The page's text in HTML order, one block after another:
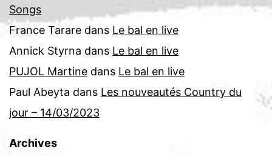
Songs
France Tarare dans Le bal en live
Annick Styrna dans Le bal en live
PUJOL Martine dans Le bal en live
Paul Abeyta dans Les nouveautés Country du
jour – 14/03/2023
Archives